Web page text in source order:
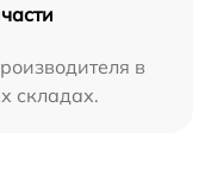
в
складах.